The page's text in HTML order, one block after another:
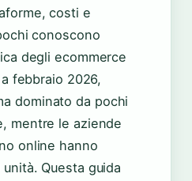
costi e
conoscono
degli ecommerce
febbraio 2026,
dominato da pochi
mentre le aziende
online hanno
Questa guida